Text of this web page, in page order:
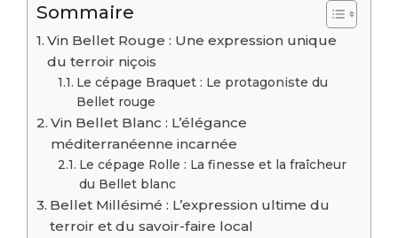
Sommaire
Vin Bellet Rouge : Une expression unique
du terroir niçois
Le cépage Braquet : Le protagoniste du
Bellet rouge
Vin Bellet Blanc : L’élégance
méditerranéenne incarnée
Le cépage Rolle : La finesse et la fraîcheur
du Bellet blanc
Bellet Millésimé : L’expression ultime du
terroir et du savoir-faire local